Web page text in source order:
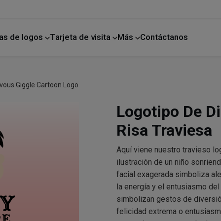
de logos Tarjeta de visita Más Contáctanos
Giggle Cartoon Logo
Logotipo De
Risa Traviesa
Aquí viene nuestro travieso
ilustración de un niño
facial exagerada simboliza
la energía y el entusiasmo
simbolizan gestos de
felicidad extrema o